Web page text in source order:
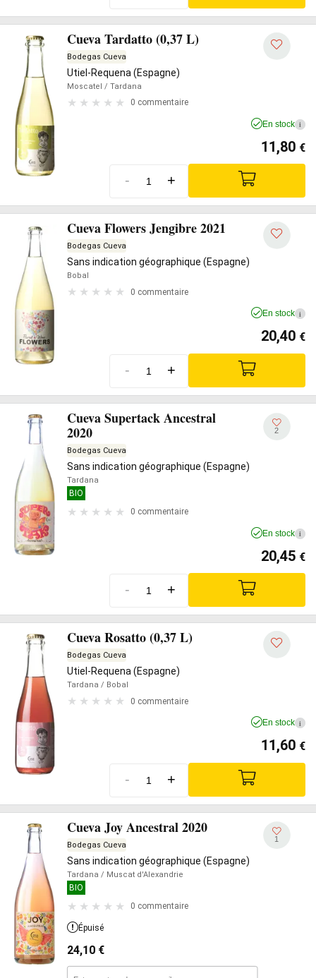
Cueva Tardatto (0,37 L)
Bodegas Cueva
Utiel-Requena (Espagne)
Moscatel / Tardana
0 commentaire
En stock i
11,80 €
- +
Cueva Flowers Jengibre 2021
Bodegas Cueva
Sans indication géographique (Espagne)
Bobal
0 commentaire
En stock i
20,40 €
- +
Cueva Supertack Ancestral
2020
Bodegas Cueva
Sans indication géographique (Espagne)
Tardana
BIO
0 commentaire
2
En stock i
20,45 €
- +
Cueva Rosatto (0,37 L)
Bodegas Cueva
Utiel-Requena (Espagne)
Tardana / Bobal
0 commentaire
En stock i
11,60 €
- +
Cueva Joy Ancestral 2020
Bodegas Cueva
Sans indication géographique (Espagne)
Tardana / Muscat d'Alexandrie
BIO
0 commentaire
1
Épuisé
24,10 €